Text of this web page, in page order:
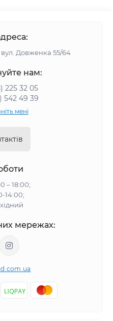
Довженка 55/64
нам:
225 32 05
542 49 39
мені
– 18:00;
14:00;
мережах: